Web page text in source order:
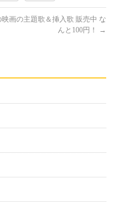
映画の主題歌＆挿入歌 販売中 な
んと100円！
→